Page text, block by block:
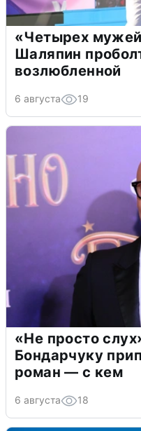
«Четырех
Шаляпин
возлюбленной
6 августа 19
«Не просто
Бондарчуку
роман — с кем
6 августа 18